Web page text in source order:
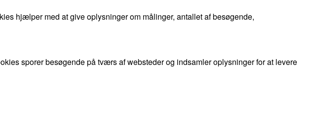
hjælper med at give oplysninger om målinger, antallet af besøgende,
sporer besøgende på tværs af websteder og indsamler oplysninger for at levere